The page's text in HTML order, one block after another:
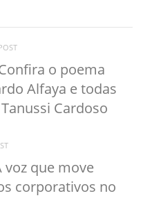
Confira o poema
Alfaya e todas
Cardoso
voz que move
corporativos no